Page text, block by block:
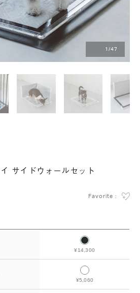
1/47
サイドウォールセット
Favorite :
¥14,300
¥5,060